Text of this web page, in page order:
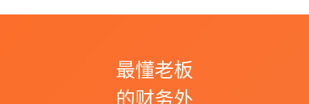
最懂老板